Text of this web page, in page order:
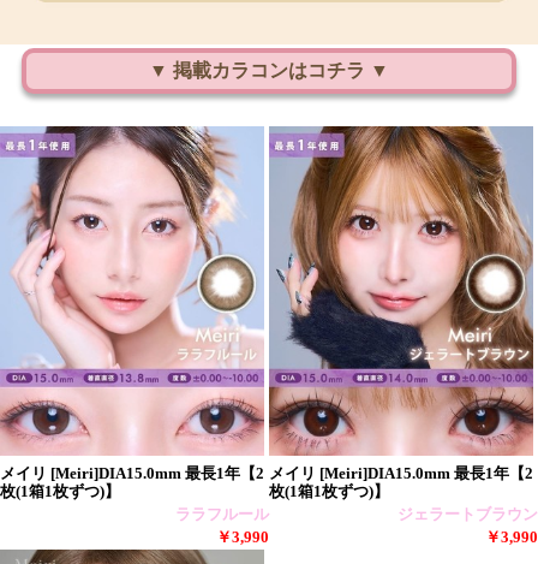
▼ 掲載カラコンはコチラ ▼
メイリ [Meiri]DIA15.0mm 最長1年【2
枚(1箱1枚ずつ)】
ララフルール
￥3,990
メイリ [Meiri]DIA15.0mm 最長1年【2
枚(1箱1枚ずつ)】
ジェラートブラウン
￥3,990